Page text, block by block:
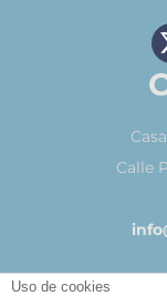
Calle
Uso de cookies